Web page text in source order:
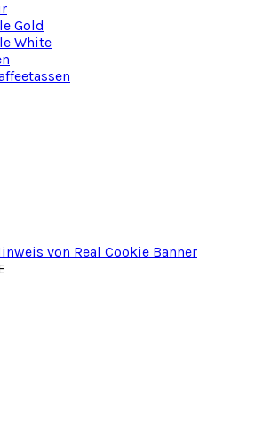
Gold
White
von Real Cookie Banner